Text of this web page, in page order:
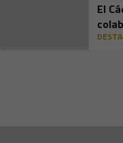
El